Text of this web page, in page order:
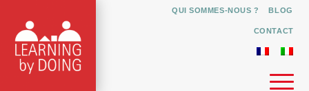
QUI SOMMES-NOUS ? BLOG
CONTACT